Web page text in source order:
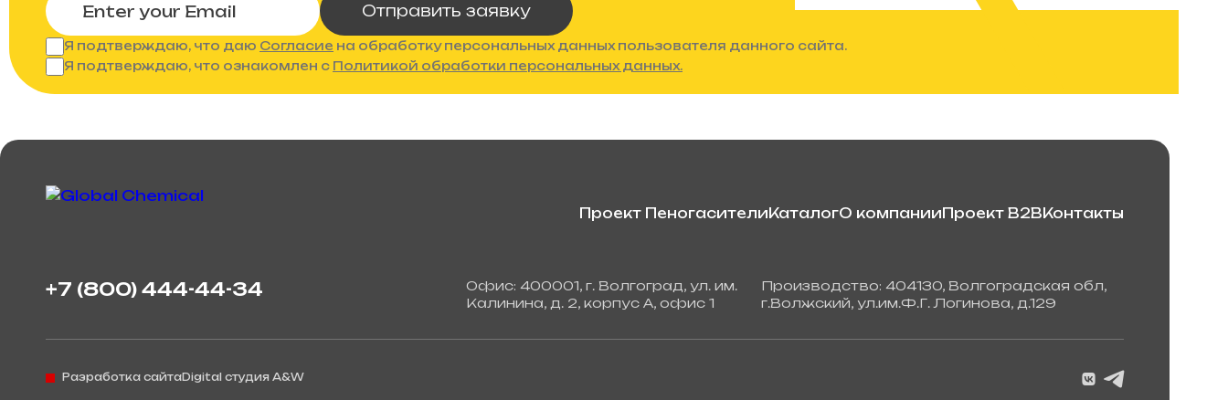
Отправить заявку
Я подтверждаю, что даю Согласие на обработку персональных данных пользователя данного сайта.
Я подтверждаю, что ознакомлен с Политикой обработки персональных данных.
Проект ПеногасителиКаталогО компанииПроект B2BКонтакты
+7 (800) 444-44-34
Офис: 400001, г. Волгоград, ул. им.
Калинина, д. 2, корпус А, офис 1
Производство: 404130, Волгоградская обл,
г.Волжский, ул.им.Ф.Г. Логинова, д.129
Разработка сайтаDigital студия A&W